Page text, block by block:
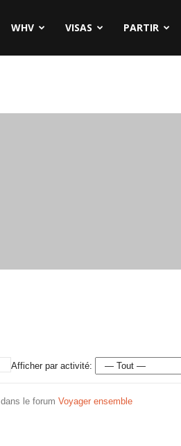
WHV VISAS PARTIR
Afficher par activité:
dans le forum Voyager ensemble